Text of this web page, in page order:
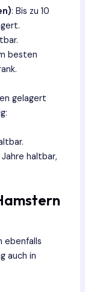
: Bis zu 10
besten
gelagert
Jahre haltbar,
ebenfalls
auch in